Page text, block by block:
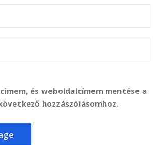
és weboldalcímem mentése a
hozzászólásomhoz.